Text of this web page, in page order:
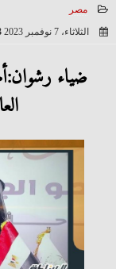
مصر
الثلاثاء، 7 نوفمبر 2023
ضياء